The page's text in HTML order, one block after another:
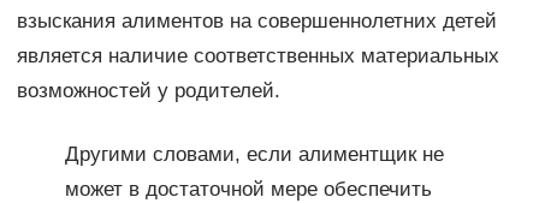
взыскания алиментов на совершеннолетних детей
является наличие соответственных материальных
возможностей у родителей.
Другими словами, если алиментщик не
может в достаточной мере обеспечить